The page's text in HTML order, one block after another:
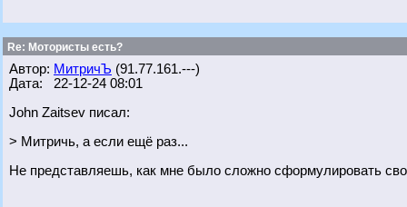
Re: Мотористы есть?
Автор: МитричЪ (91.77.161.---)
Дата: 22-12-24 08:01
John Zaitsev писал:
> Митричь, а если ещё раз...
Не представляешь, как мне было сложно сформулировать